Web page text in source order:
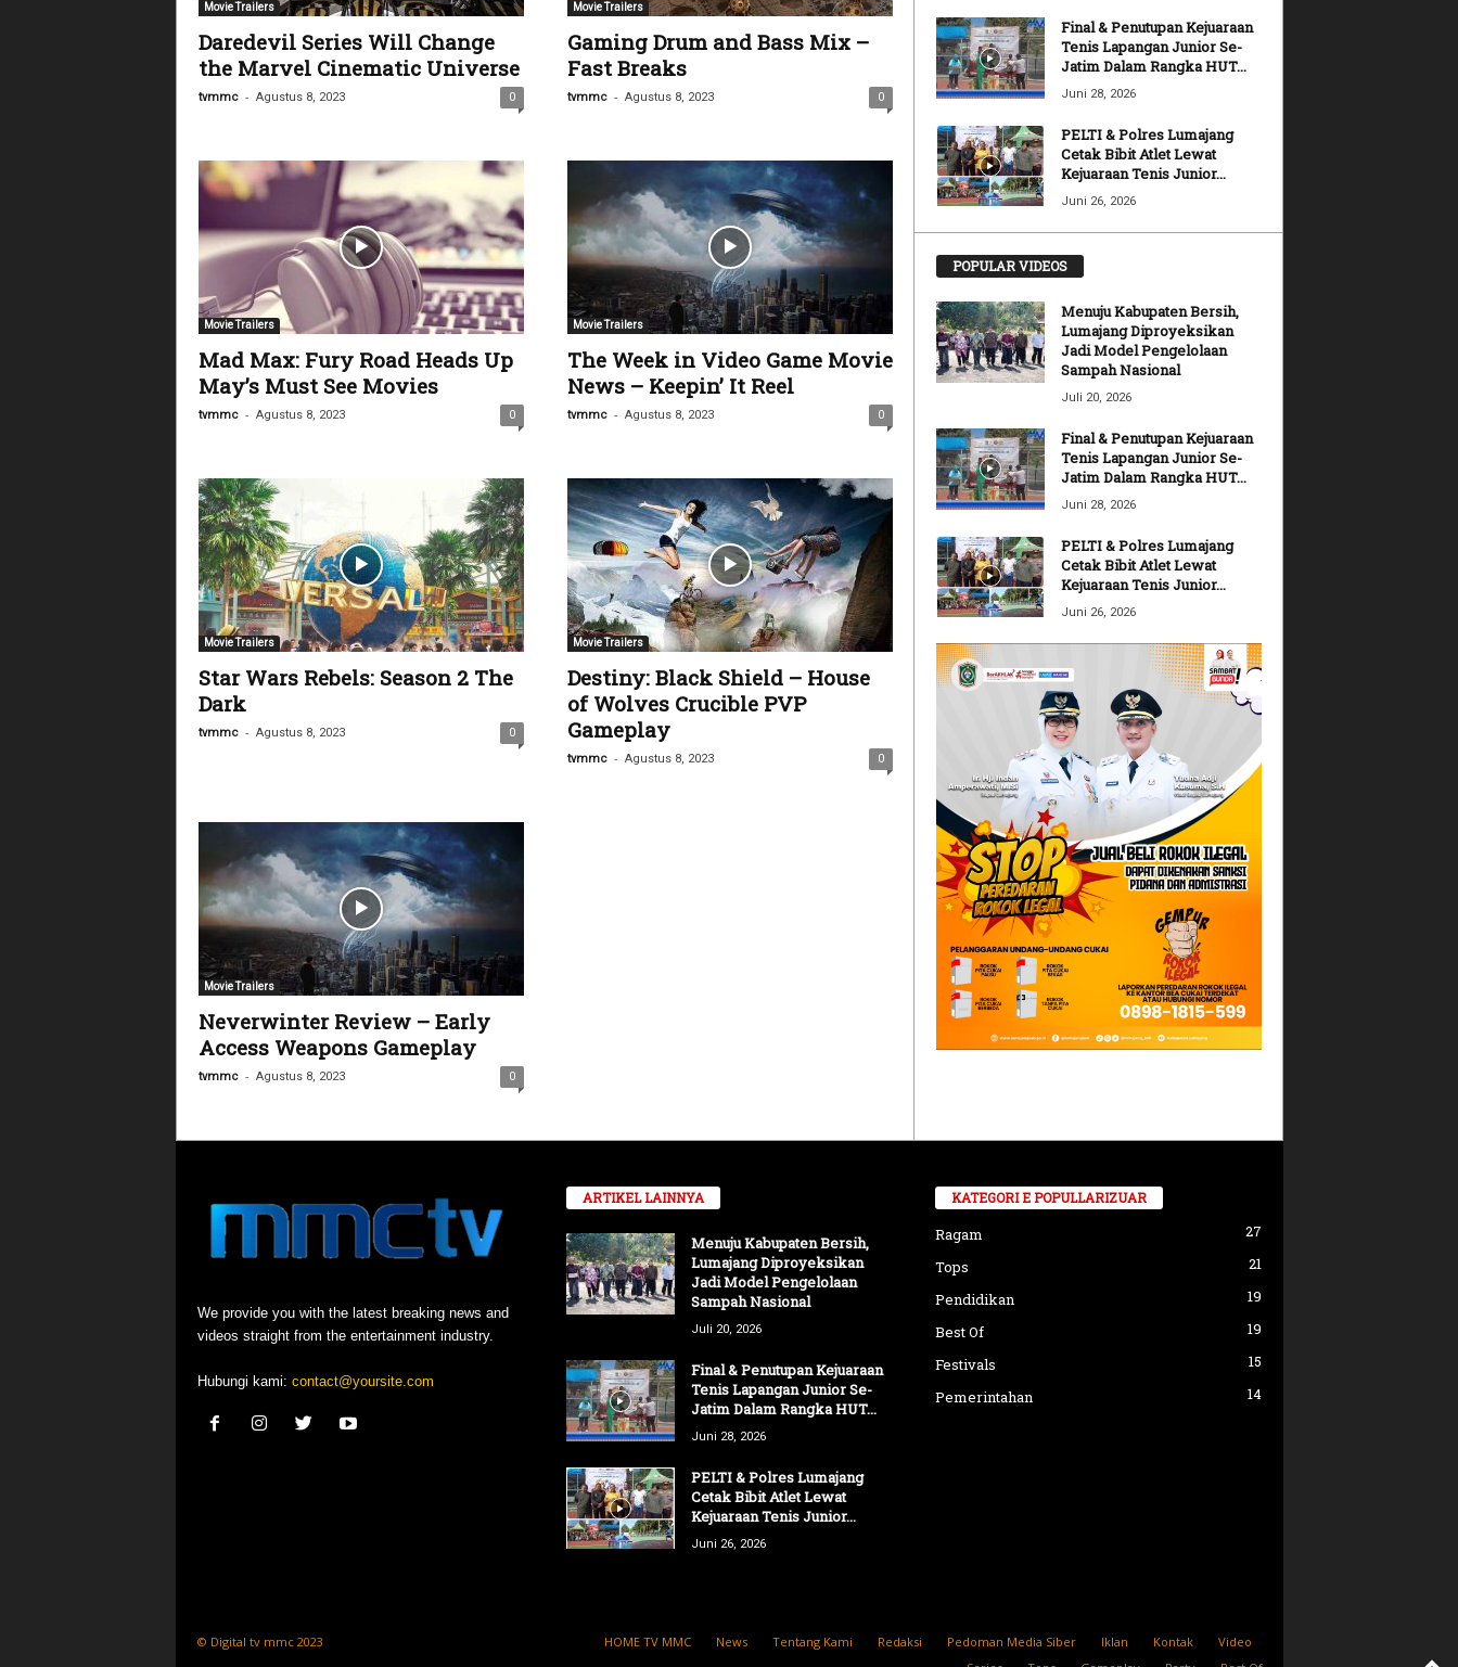
Movie Trailers
Daredevil Series Will Change
the Marvel Cinematic Universe
tvmmc - Agustus 8, 2023 0
Movie Trailers
Gaming Drum and Bass Mix –
Fast Breaks
tvmmc - Agustus 8, 2023 0
Movie Trailers
Mad Max: Fury Road Heads Up
May’s Must See Movies
tvmmc - Agustus 8, 2023 0
Movie Trailers
The Week in Video Game Movie
News – Keepin’ It Reel
tvmmc - Agustus 8, 2023 0
Movie Trailers
Star Wars Rebels: Season 2 The
Dark
tvmmc - Agustus 8, 2023 0
Movie Trailers
Destiny: Black Shield – House
of Wolves Crucible PVP
Gameplay
tvmmc - Agustus 8, 2023 0
Movie Trailers
Neverwinter Review – Early
Access Weapons Gameplay
tvmmc - Agustus 8, 2023 0
Final & Penutupan Kejuaraan
Tenis Lapangan Junior Se-
Jatim Dalam Rangka HUT...
Juni 28, 2026
PELTI & Polres Lumajang
Cetak Bibit Atlet Lewat
Kejuaraan Tenis Junior...
Juni 26, 2026
POPULAR VIDEOS
Menuju Kabupaten Bersih,
Lumajang Diproyeksikan
Jadi Model Pengelolaan
Sampah Nasional
Juli 20, 2026
Final & Penutupan Kejuaraan
Tenis Lapangan Junior Se-
Jatim Dalam Rangka HUT...
Juni 28, 2026
PELTI & Polres Lumajang
Cetak Bibit Atlet Lewat
Kejuaraan Tenis Junior...
Juni 26, 2026
We provide you with the latest breaking news and
videos straight from the entertainment industry.
Hubungi kami: contact@yoursite.com
ARTIKEL LAINNYA
Menuju Kabupaten Bersih,
Lumajang Diproyeksikan
Jadi Model Pengelolaan
Sampah Nasional
Juli 20, 2026
Final & Penutupan Kejuaraan
Tenis Lapangan Junior Se-
Jatim Dalam Rangka HUT...
Juni 28, 2026
PELTI & Polres Lumajang
Cetak Bibit Atlet Lewat
Kejuaraan Tenis Junior...
Juni 26, 2026
KATEGORI E POPULLARIZUAR
Ragam
27
Tops
21
Pendidikan
19
Best Of
19
Festivals
15
Pemerintahan
14
HOME TV MMC News Tentang Kami Redaksi Pedoman Media Siber Iklan Kontak
Video
© Digital tv mmc 2023